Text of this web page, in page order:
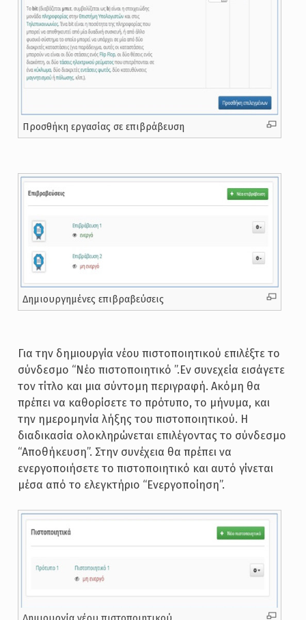
Προσθήκη εργασίας σε επιβράβευση
Δημιουργημένες επιβραβεύσεις
Για την δημιουργία νέου πιστοποιητικού επιλέξτε το
σύνδεσμο “Νέο πιστοποιητικό ”.Εν συνεχεία εισάγετε
τον τίτλο και μια σύντομη περιγραφή. Ακόμη θα
πρέπει να καθορίσετε το πρότυπο, το μήνυμα, και
την ημερομηνία λήξης του πιστοποιητικού. Η
διαδικασία ολοκληρώνεται επιλέγοντας το σύνδεσμο
“Αποθήκευση”. Στην συνέχεια θα πρέπει να
ενεργοποιήσετε το πιστοποιητικό και αυτό γίνεται
μέσα από το ελεγκτήριο “Ενεργοποίηση”.